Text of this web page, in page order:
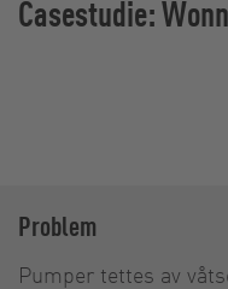
Casestudie:
Problem
Pumper tettes av